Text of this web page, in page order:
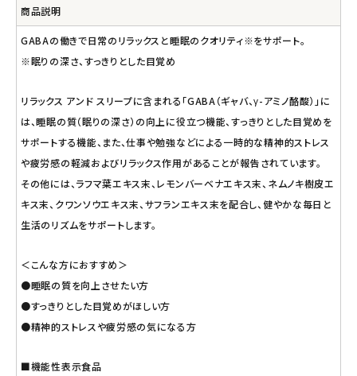
ようこそ ゲスト 様
meeting_room person 会員登録
商品説明
GABAの働きで日常のリラックスと睡眠のクオリティ※をサポート。
※眠りの深さ、すっきりとした目覚め
リラックス アンド スリープに含まれる「GABA（ギャバ、γ-アミノ酪酸）」に
は、睡眠の質（眠りの深さ）の向上に役立つ機能、すっきりとした目覚めを
サポートする機能、また、仕事や勉強などによる一時的な精神的ストレス
や疲労感の軽減およびリラックス作用があることが報告されています。
その他には、ラフマ葉エキス末、レモンバーベナエキス末、ネムノキ樹皮エ
キス末、クワンソウエキス末、サフランエキス末を配合し、健やかな毎日と
生活のリズムをサポートします。
＜こんな方におすすめ＞
●睡眠の質を向上させたい方
●すっきりとした目覚めがほしい方
●精神的ストレスや疲労感の気になる方
■機能性表示食品